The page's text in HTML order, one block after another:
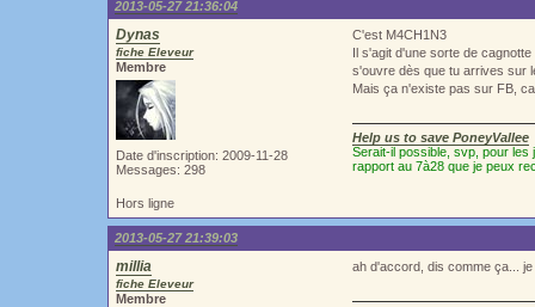
2013-05-27 21:36:04
Dynas
fiche Eleveur
Membre
Date d'inscription: 2009-11-28
Messages: 298
C'est M4CH1N3
Il s'agit d'une sorte de
s'ouvre dès que tu arrives sur
Mais ça n'existe pas sur FB,
Help us to save PoneyVallee
Serait-il possible, svp, pour les
rapport au 7à28 que je peux
Hors ligne
2013-05-27 21:39:03
millia
fiche Eleveur
Membre
ah d'accord, dis comme ça...